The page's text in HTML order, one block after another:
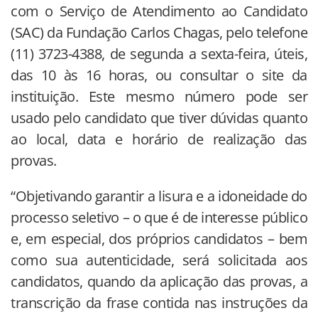
com o Serviço de Atendimento ao Candidato
(SAC) da Fundação Carlos Chagas, pelo telefone
(11) 3723-4388, de segunda a sexta-feira, úteis,
das 10 às 16 horas, ou consultar o site da
instituição. Este mesmo número pode ser
usado pelo candidato que tiver dúvidas quanto
ao local, data e horário de realização das
provas.
“Objetivando garantir a lisura e a idoneidade do
processo seletivo – o que é de interesse público
e, em especial, dos próprios candidatos – bem
como sua autenticidade, será solicitada aos
candidatos, quando da aplicação das provas, a
transcrição da frase contida nas instruções da